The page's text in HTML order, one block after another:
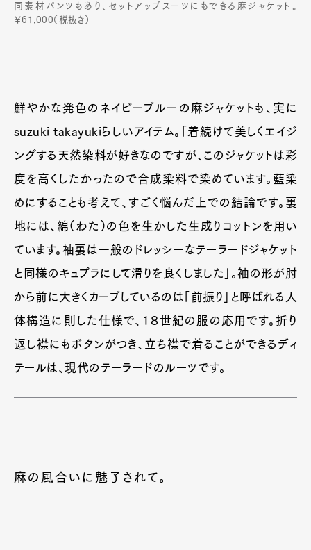
同素材パンツもあり、セットアップスーツにもできる麻ジャケット。
￥61,000（税抜き）
鮮やかな発色のネイビーブルーの麻ジャケットも、実に
suzuki takayukiらしいアイテム。「着続けて美しくエイジ
ングする天然染料が好きなのですが、このジャケットは彩
度を高くしたかったので合成染料で染めています。藍染
めにすることも考えて、すごく悩んだ上での結論です。裏
地には、綿（わた）の色を生かした生成りコットンを用い
ています。袖裏は一般のドレッシーなテーラードジャケット
と同様のキュプラにして滑りを良くしました」。袖の形が肘
から前に大きくカーブしているのは「前振り」と呼ばれる人
体構造に則した仕様で、1８世紀の服の応用です。折り
返し襟にもボタンがつき、立ち襟で着ることができるディ
テールは、現代のテーラードのルーツです。
麻の風合いに魅了されて。